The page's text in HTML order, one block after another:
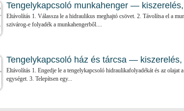
Tengelykapcsoló munkahenger —
Eltávolítás 1. Válassza le a hidraulikus meghajtó csövet. 2. Távolítsa el a
szivárog-e folyadék a munkahengerből....
Tengelykapcsoló ház és tárcsa —
Eltávolítás 1. Engedje le a tengelykapcsoló hidraulikafolyadékát és az olajat
egységet. 3. Telepítsen egy...